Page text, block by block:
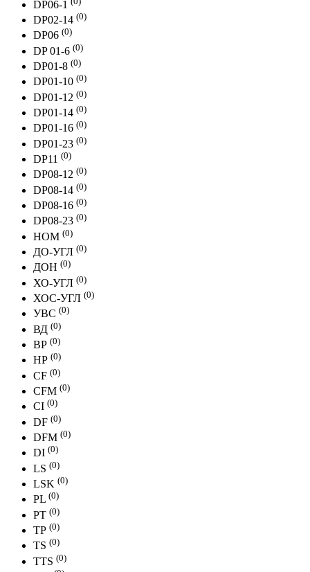
DP06-1
DP02-14 (0)
DP06 (0)
DP 01-6 (0)
DP01-8 (0)
DP01-10 (0)
DP01-12 (0)
DP01-14 (0)
DP01-16 (0)
DP01-23 (0)
DP11 (0)
DP08-12 (0)
DP08-14 (0)
DP08-16 (0)
DP08-23 (0)
НОМ (0)
ДО-УГЛ (0)
ДОН (0)
ХО-УГЛ (0)
ХОС-УГЛ (0)
УВС (0)
ВД (0)
ВР (0)
НР (0)
CF (0)
CFМ (0)
CI (0)
DF (0)
DFМ (0)
DI (0)
LS (0)
LSK (0)
PL (0)
PT (0)
ТР (0)
TS (0)
TTS (0)